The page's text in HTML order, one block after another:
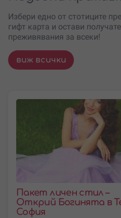
Избери едно от стотиците
гифт карта и остави
преживявания за всеки!
виж всички
Пакет личен стил –
Открий Богинята в
София